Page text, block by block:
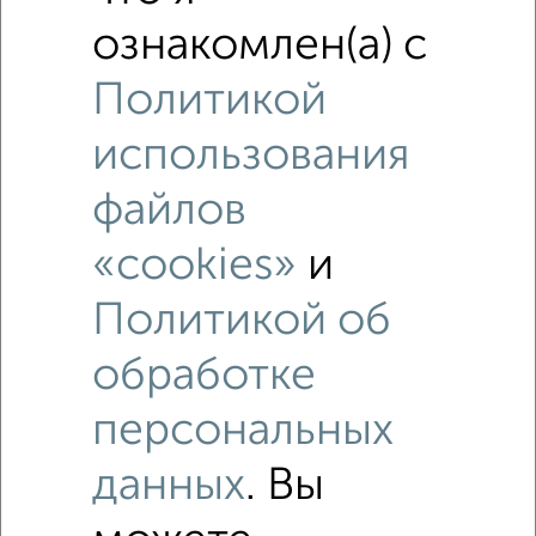
Рядом, с меньшей ценой
Недалеко от Воронежская 159 с ценой ниже
ознакомлен(а) с
Политикой
использования
файлов
«cookies» и
Политикой об
обработке
персональных
данных. Вы